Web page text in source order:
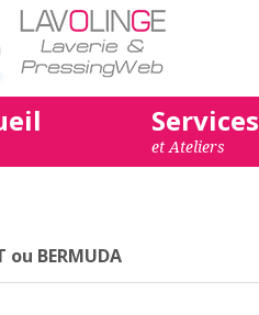
Services
et Ateliers
ou BERMUDA